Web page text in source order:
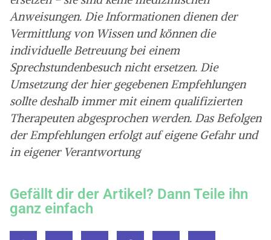
Anweisungen. Die Informationen dienen der
Vermittlung von Wissen und können die
individuelle Betreuung bei einem
Sprechstundenbesuch nicht ersetzen. Die
Umsetzung der hier gegebenen Empfehlungen
sollte deshalb immer mit einem qualifizierten
Therapeuten abgesprochen werden. Das Befolgen
der Empfehlungen erfolgt auf eigene Gefahr und
in eigener Verantwortung
Gefällt dir der Artikel? Dann Teile ihn
ganz einfach